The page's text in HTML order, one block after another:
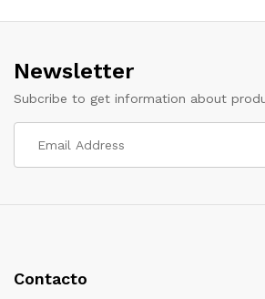
Newsletter
Subcribe to get information about
Contacto